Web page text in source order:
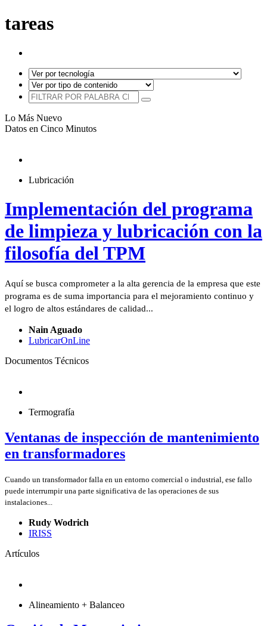
tareas
Lo Más Nuevo
Datos en Cinco Minutos
Lubricación
Implementación del programa
de limpieza y lubricación con la
filosofía del TPM
Aquí se busca comprometer a la alta gerencia de la empresa que este
programa es de suma importancia para el mejoramiento continuo y
el logro de altos estándares de calidad...
Nain Aguado
LubricarOnLine
Documentos Técnicos
Termografía
Ventanas de inspección de mantenimiento
en transformadores
Cuando un transformador falla en un entorno comercial o industrial, ese fallo
puede interrumpir una parte significativa de las operaciones de sus
instalaciones...
Rudy Wodrich
IRISS
Artículos
Alineamiento + Balanceo